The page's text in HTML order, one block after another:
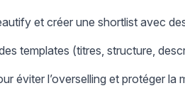
et créer une shortlist avec
templates (titres, structure,
éviter l’overselling et protéger la